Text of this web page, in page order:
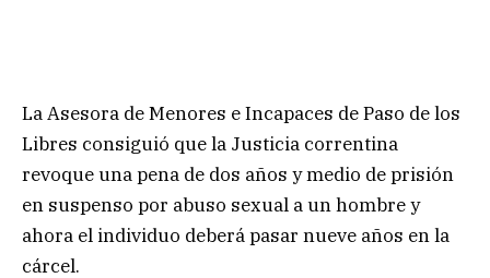
La Asesora de Menores e Incapaces de Paso de los
Libres consiguió que la Justicia correntina
revoque una pena de dos años y medio de prisión
en suspenso por abuso sexual a un hombre y
ahora el individuo deberá pasar nueve años en la
cárcel.